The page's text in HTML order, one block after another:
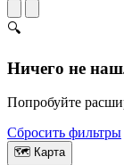
🔍
Ничего не
Попробуйте
Сбросить фильтры
🗺 Карта